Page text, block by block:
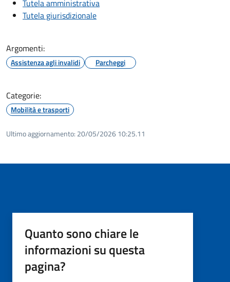
Tutela amministrativa
Tutela giurisdizionale
Argomenti:
Assistenza agli invalidi Parcheggi
Categorie:
Mobilità e trasporti
Ultimo aggiornamento: 20/05/2026 10:25.11
Quanto sono chiare le
informazioni su questa
pagina?